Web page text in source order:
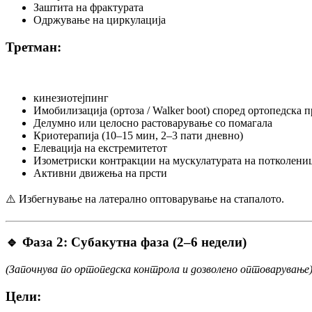
Заштита на фрактурата
Одржување на циркулација
Третман:
кинезиотејпинг
Имобилизација (ортоза / Walker boot) според ортопедска
Делумно или целосно растоварување со помагала
Криотерапија (10–15 мин, 2–3 пати дневно)
Елевација на екстремитетот
Изометриски контракции на мускулатурата на
Активни движења на прсти
⚠️ Избегнување на латерално оптоварување на стапалото.
🔹 Фаза 2: Субакутна фаза (2–6 недели)
(Започнува по ортопедска контрола и дозволено оптоварување)
Цели: